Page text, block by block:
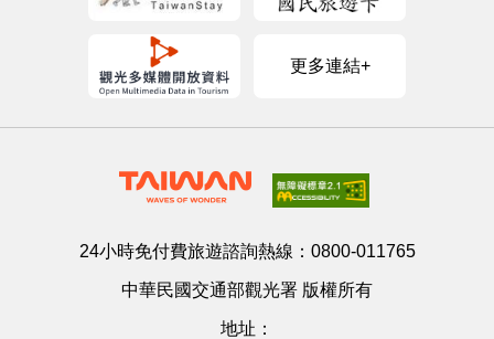
更多連結+
24小時免付費旅遊諮詢熱線： 0800-011765
中華民國交通部觀光署 版權所有
地址：